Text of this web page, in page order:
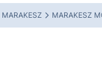
MARAKESZ MARAKESZ